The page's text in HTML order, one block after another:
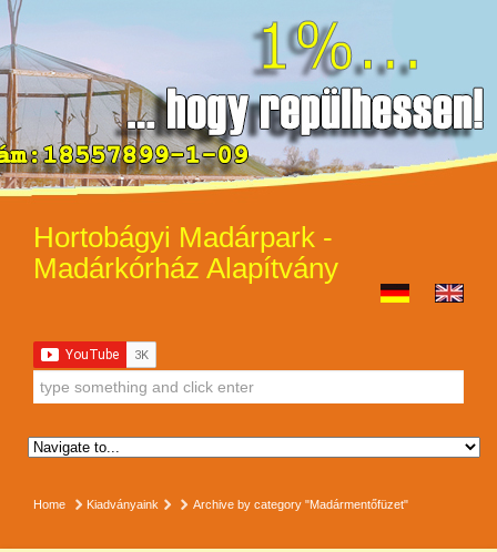
Hortobágyi Madárpark -
Madárkórház Alapítvány
Home Kiadványaink Archive by category "Madármentőfüzet"